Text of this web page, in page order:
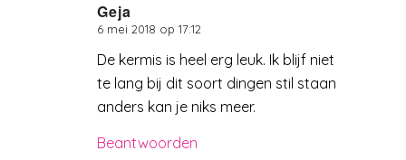
Geja
zegt:
6 mei 2018 op 17:12
De kermis is heel erg leuk. Ik blijf niet
te lang bij dit soort dingen stil staan
anders kan je niks meer.
Beantwoorden